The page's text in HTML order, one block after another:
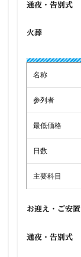
通夜・告別式
火葬
名称
参列者
最低価格
日数
主要科目
お迎え・ご安置
通夜・告別式